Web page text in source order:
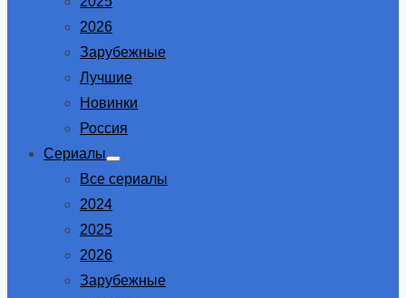
2026
Зарубежные
Лучшие
Новинки
Россия
Сериалы
Show
sub
Все сериалы
2024
2025
2026
Зарубежные